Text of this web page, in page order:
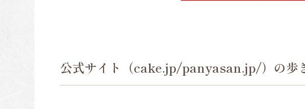
公式サイト（cake.jp/panyasan.jp/）の歩